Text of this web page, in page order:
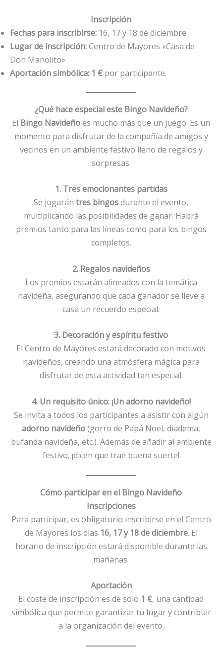
Inscripción
Fechas para inscribirse: 16, 17 y 18 de diciembre.
Lugar de inscripción:Centro de Mayores «Casa de
Don Manolito».
Aportación simbólica: 1 € por participante.
¿Qué hace especial este Bingo Navideño?
El Bingo Navideñoes mucho más que un juego. Es un
momento para disfrutar de la compañía de amigos y
vecinos en un ambiente festivo lleno de regalos y
sorpresas.
1. Tres emocionantes partidas
Se jugarán tres bingosdurante el evento,
multiplicando las posibilidades de ganar. Habrá
premios tanto para las líneas como para los bingos
completos.
2. Regalos navideños
Los premios estarán alineados con la temática
navideña, asegurando que cada ganador se lleve a
casa un recuerdo especial.
3. Decoración y espíritu festivo
El Centro de Mayores estará decorado con motivos
navideños, creando una atmósfera mágica para
disfrutar de esta actividad tan especial.
4. Un requisito único: ¡Un adorno navideño!
Se invita a todos los participantes a asistir con algún
adorno navideño(gorro de Papá Noel, diadema,
bufanda navideña, etc.). Además de añadir al ambiente
festivo, ¡dicen que trae buena suerte!
Cómo participar en el Bingo Navideño
Inscripciones
Para participar, es obligatorio inscribirse en el Centro
de Mayores los días 16, 17 y 18 de diciembre. El
horario de inscripción estará disponible durante las
mañanas.
Aportación
El coste de inscripción es de solo 1 €, una cantidad
simbólica que permite garantizar tu lugar y contribuir
a la organización del evento.